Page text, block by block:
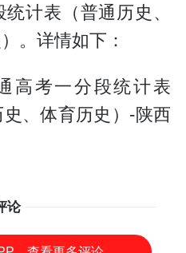
计表（普通历史、
。详情如下：
论